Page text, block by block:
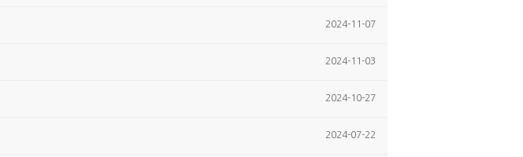
2024-11-07
2024-11-03
2024-10-27
2024-07-22